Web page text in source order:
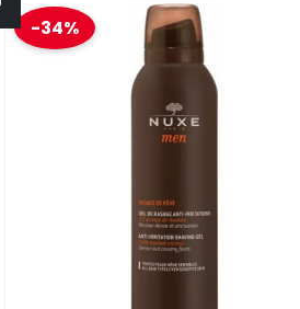
-34%